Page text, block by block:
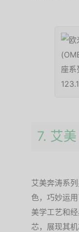
7. 艾
艾美奔涛系
色，巧妙运
美学工艺和
芯，展现其